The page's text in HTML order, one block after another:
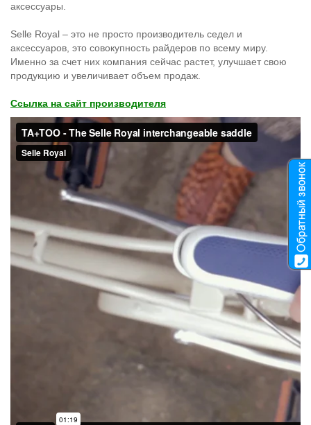
аксессуары.
Selle Royal – это не просто производитель седел и
аксессуаров, это совокупность райдеров по всему миру.
Именно за счет них компания сейчас растет, улучшает свою
продукцию и увеличивает объем продаж.
Ссылка на сайт производителя